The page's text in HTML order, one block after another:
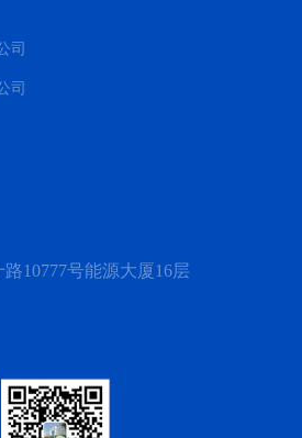
司
司
10777号能源大厦16层